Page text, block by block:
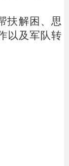
扶解困、思
以及军队转